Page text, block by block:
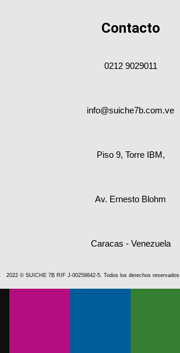
2022 © SUICHE 7B RIF J-00259842-5. Todos los derechos reservados.
Contacto
0212 9029011
info@suiche7b.com.ve
Piso 9, Torre IBM,
Av. Ernesto Blohm
Caracas - Venezuela